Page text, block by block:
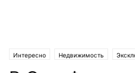
Интересно Недвижимость